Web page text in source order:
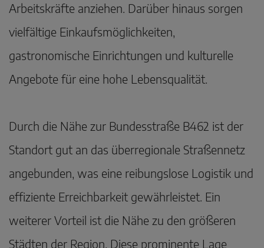
Arbeitskräfte anziehen. Darüber hinaus sorgen
vielfältige Einkaufsmöglichkeiten,
gastronomische Einrichtungen und kulturelle
Angebote für eine hohe Lebensqualität.
Durch die Nähe zur Bundesstraße B462 ist der
Standort gut an das überregionale Straßennetz
angebunden, was eine reibungslose Logistik und
effiziente Erreichbarkeit gewährleistet. Ein
weiterer Vorteil ist die Nähe zu den größeren
Städten der Region. Diese prominente Lage